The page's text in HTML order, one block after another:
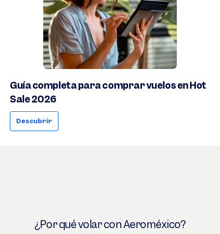
Guía completa para comprar vuelos en Hot
Sale 2026
Descubrir
¿Por qué volar con Aeroméxico?